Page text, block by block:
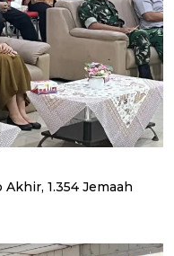
1.354 Jemaah